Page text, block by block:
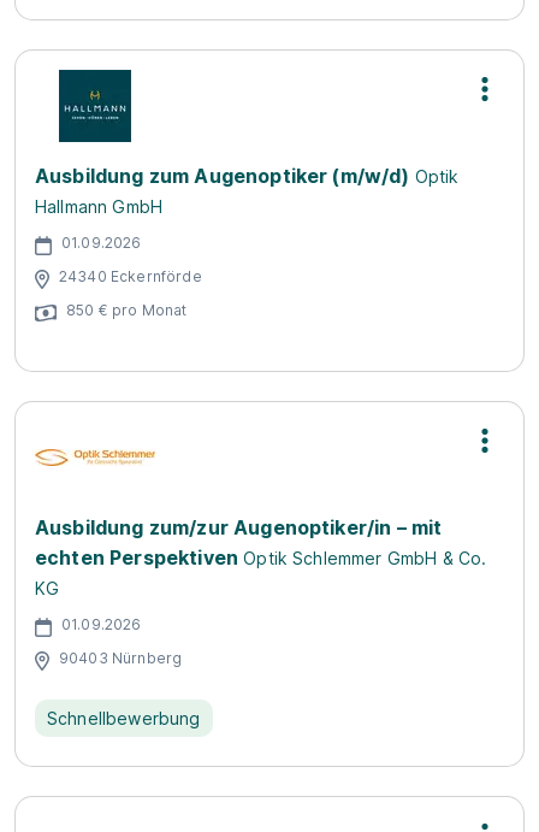
Ausbildung zum Augenoptiker (m/w/d) Optik
Hallmann GmbH
01.09.2026
24340 Eckernförde
850 € pro Monat
Ausbildung zum/zur Augenoptiker/in – mit
echten Perspektiven Optik Schlemmer GmbH & Co.
KG
01.09.2026
90403 Nürnberg
Schnellbewerbung